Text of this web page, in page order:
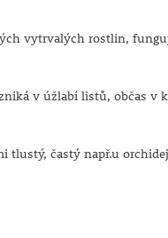
vytrvalých rostlin,
v úžlabí listů, občas
tlustý, častý např.u